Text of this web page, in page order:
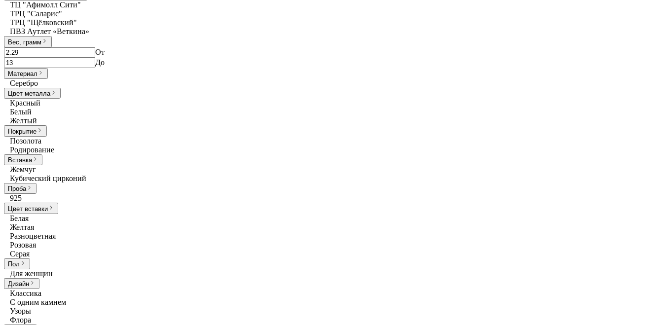
ТЦ "Афимолл Сити"
ТРЦ "Саларис"
ТРЦ "Щёлковский"
ПВЗ Аутлет «Веткина»
Вес, грамм
От
До
Материал
Серебро
Цвет металла
Красный
Белый
Желтый
Покрытие
Позолота
Родирование
Вставка
Жемчуг
Кубический цирконий
Проба
925
Цвет вставки
Белая
Желтая
Разноцветная
Розовая
Серая
Пол
Для женщин
Дизайн
Классика
С одним камнем
Узоры
Флора